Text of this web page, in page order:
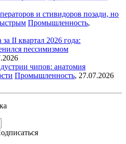
и стивидоров позади, но
Промышленность,
II квартал 2026 года:
пессимизмом
чипов: анатомия
Промышленность, 27.07.2026